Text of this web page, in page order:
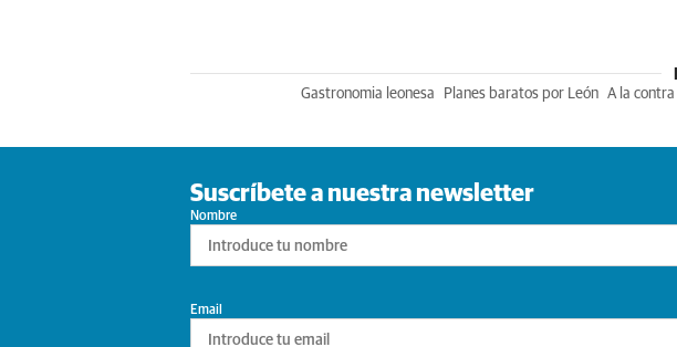
Gastronomia leonesa Planes baratos por León A la contra
Suscríbete a nuestra newsletter
Nombre
Email